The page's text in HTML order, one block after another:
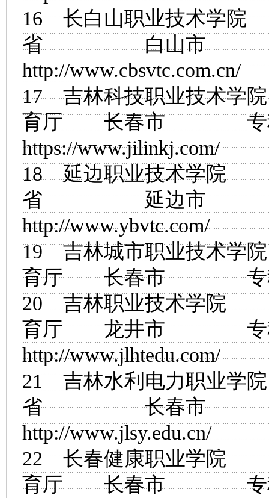
16长白山职业技术学院
省 白山
http://www.cbsvtc.com.cn/
17吉林科技职业技术学院
育厅 长春
https://www.jilinkj.com/
18延边职业技术学院
省 延边
http://www.ybvtc.com/
19吉林城市职业技术学院
育厅 长春
20 吉林职业技术学院
育厅 龙井
http://www.jlhtedu.com/
21吉林水利电力职业学院
省 长春
http://www.jlsy.edu.cn/
22长春健康职业学院
育厅 长春